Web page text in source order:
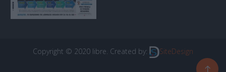
Copyright © 2020 libre. Created by: SiteDesign